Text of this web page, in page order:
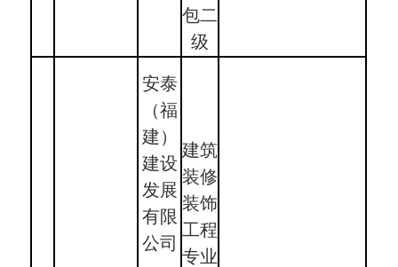
包二
级
安泰
（福
建）
建设
发展
有限
公司
建筑
装修
装饰
工程
专业